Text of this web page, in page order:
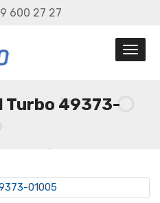
600 27 27
Turbo 49373-